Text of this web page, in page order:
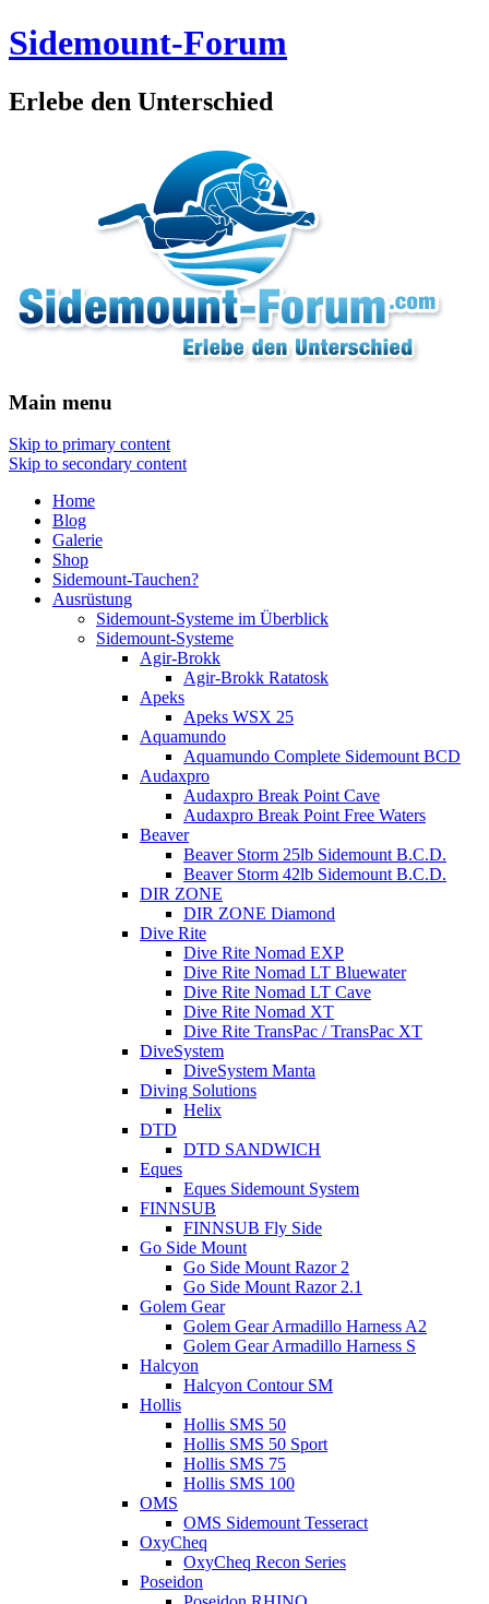
Sidemount-Forum
Erlebe den Unterschied
Main menu
Skip to primary content
Skip to secondary content
Home
Blog
Galerie
Shop
Sidemount-Tauchen?
Ausrüstung
Sidemount-Systeme im Überblick
Sidemount-Systeme
Agir-Brokk
Agir-Brokk Ratatosk
Apeks
Apeks WSX 25
Aquamundo
Aquamundo Complete Sidemount BCD
Audaxpro
Audaxpro Break Point Cave
Audaxpro Break Point Free Waters
Beaver
Beaver Storm 25lb Sidemount B.C.D.
Beaver Storm 42lb Sidemount B.C.D.
DIR ZONE
DIR ZONE Diamond
Dive Rite
Dive Rite Nomad EXP
Dive Rite Nomad LT Bluewater
Dive Rite Nomad LT Cave
Dive Rite Nomad XT
Dive Rite TransPac / TransPac XT
DiveSystem
DiveSystem Manta
Diving Solutions
Helix
DTD
DTD SANDWICH
Eques
Eques Sidemount System
FINNSUB
FINNSUB Fly Side
Go Side Mount
Go Side Mount Razor 2
Go Side Mount Razor 2.1
Golem Gear
Golem Gear Armadillo Harness A2
Golem Gear Armadillo Harness S
Halcyon
Halcyon Contour SM
Hollis
Hollis SMS 50
Hollis SMS 50 Sport
Hollis SMS 75
Hollis SMS 100
OMS
OMS Sidemount Tesseract
OxyCheq
OxyCheq Recon Series
Poseidon